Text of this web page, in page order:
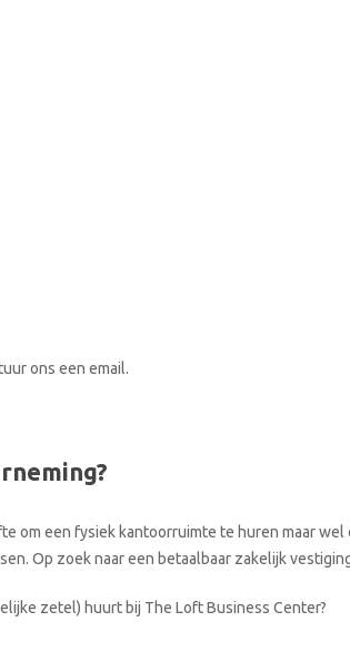
ons een email.
om een fysiek kantoorruimte te huren maar
Op zoek naar een betaalbaar zakelijk
zetel) huurt bij The Loft Business Center?